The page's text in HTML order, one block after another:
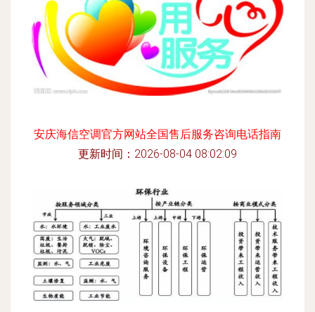
安庆海信空调官方网站全国售后服务咨询电话指南
更新时间：2026-08-04 08:02:09